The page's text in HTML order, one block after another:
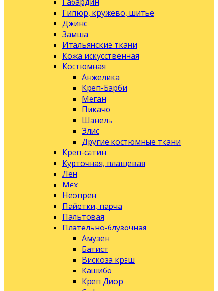
Гипюр, кружево, шитье
Джинс
Замша
Итальянские ткани
Кожа искусственная
Костюмная
Анжелика
Креп-Барби
Меган
Пикачо
Шанель
Элис
Другие костюмные ткани
Креп-сатин
Курточная, плащевая
Лен
Мех
Неопрен
Пайетки, парча
Пальтовая
Плательно-блузочная
Амузен
Батист
Вискоза крэш
Кашибо
Креп Диор